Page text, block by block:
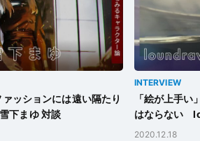
ッションには遠い隔たり
下まゆ 対談
INTERVIEW
「絵が上手
はならない
2020.12.18